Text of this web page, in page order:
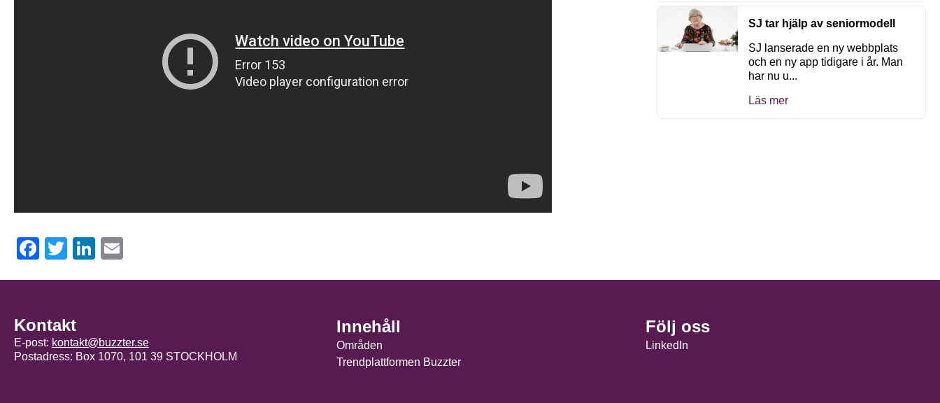
Facebook
Twitter LinkedIn
SJ tar hjälp av seniormodell
SJ lanserade en ny webbplats
och en ny app tidigare i år. Man
har nu u...
Läs mer
Kontakt
E-post: kontakt@buzzter.se
Postadress: Box 1070, 101 39 STOCKHOLM
Innehåll
Områden
Trendplattformen Buzzter
Följ oss
LinkedIn